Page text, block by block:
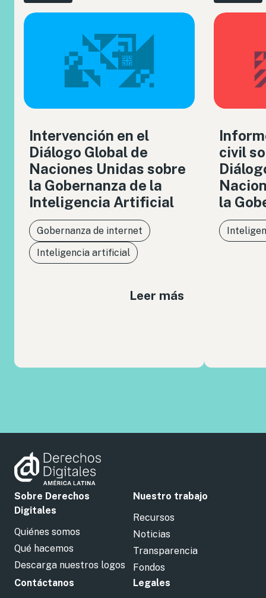
Intervención en el
Diálogo Global de
Naciones Unidas sobre
la Gobernanza de la
Inteligencia Artificial
Gobernanza de internet
Inteligencia artificial
Leer más
civil
la
Sobre Derechos
Digitales
Quiénes somos
Qué hacemos
Descarga nuestros logos
Nuestro trabajo
Recursos
Noticias
Transparencia
Fondos
Contáctanos
Legales